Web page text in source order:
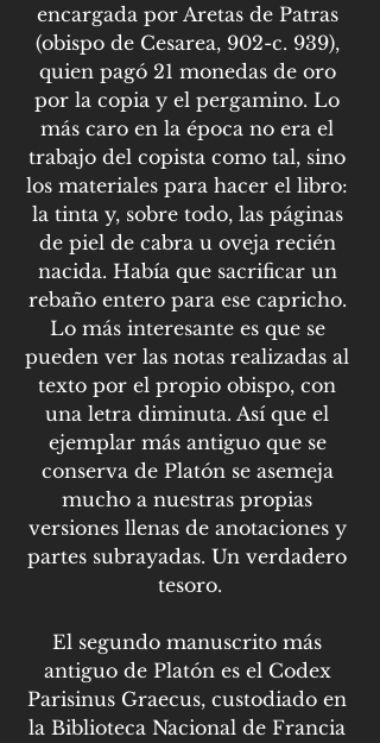
encargada por Aretas de Patras
(obispo de Cesarea, 902-c. 939),
quien pagó 21 monedas de oro
por la copia y el pergamino. Lo
más caro en la época no era el
trabajo del copista como tal, sino
los materiales para hacer el libro:
la tinta y, sobre todo, las páginas
de piel de cabra u oveja recién
nacida. Había que sacrificar un
rebaño entero para ese capricho.
Lo más interesante es que se
pueden ver las notas realizadas al
texto por el propio obispo, con
una letra diminuta. Así que el
ejemplar más antiguo que se
conserva de Platón se asemeja
mucho a nuestras propias
versiones llenas de anotaciones y
partes subrayadas. Un verdadero
tesoro.
El segundo manuscrito más
antiguo de Platón es el Codex
Parisinus Graecus, custodiado en
la Biblioteca Nacional de Francia